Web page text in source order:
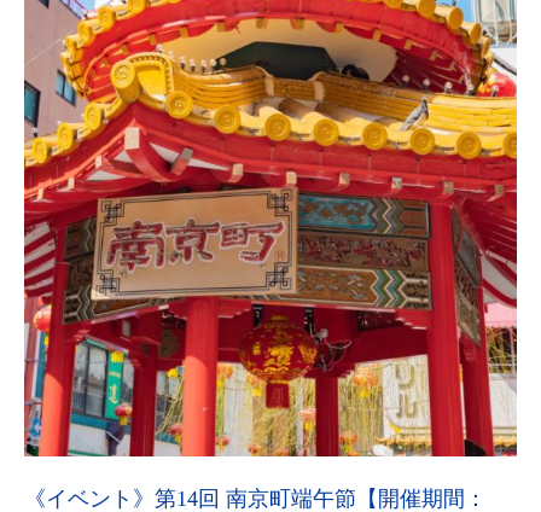
《イベント》第14回 南京町端午節【開催期間：